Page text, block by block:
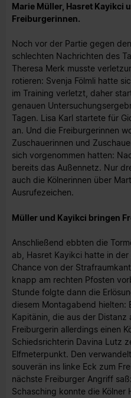
Marie Müller, Hasret Kayikci
Freiburgerinnen.
Noch vor der Partie gegen
schlechten Nachrichten des
Theresa Merk musste
rotieren: Svenja Fölmli hatte
im Training verletzt, daher
genauen
Tagen. Lisa Karl startete für
an. Und die Freiburgerinnen
Zuschauerinnen und
sich vorgenommen hatten:
bereits das Außennetz. Nur
auch die Kölnerinnen über
Ausrufezeichen.
Müller und Kayikci bringen
Anschließend ebbten die
ab, Hasret Kayikci hatte in
Chance von der
knapp am rechten Pfosten
Stunde folgte dann die
diesem Montagabend hielten:
Kapitänin, die aus der
Freiburgerin allerdings einen
Schiedsrichterin Davina Lutz
Elfmeterpunkt. Den
souverän ins linke Eck zum
nächste Freiburger Angriff
Schasching konnte die Kölner